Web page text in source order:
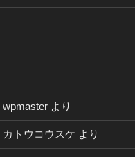
wpmaster より
カトウコウスケ より